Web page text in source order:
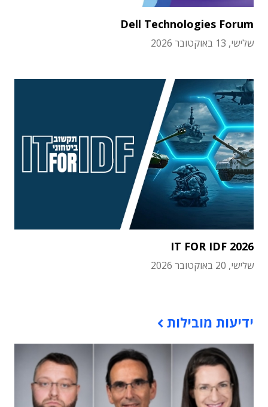
Dell Technologies Forum
שלישי, 13 באוקטובר 2026
IT FOR IDF 2026
שלישי, 20 באוקטובר 2026
ידיעות מובילות